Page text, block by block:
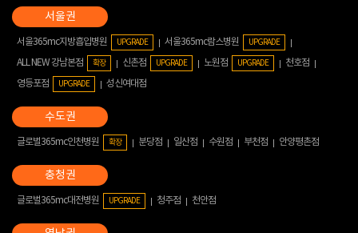
서울365mc지방흡입병원 UPGRADE 서울365mc람스병원 UPGRADE
ALL NEW 강남본점 확장 신촌점 UPGRADE 노원점 UPGRADE
천호점
영등포점
UPGRADE 성신여대점
글로벌365mc인천병원 확장 분당점 일산점 수원점 부천점 안양평촌점
글로벌365mc대전병원 UPGRADE 청주점 천안점